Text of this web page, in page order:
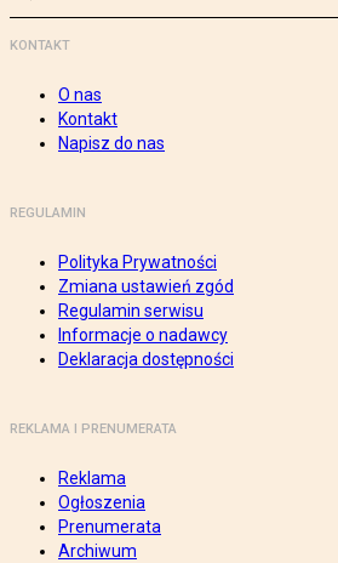
KONTAKT
O nas
Kontakt
Napisz do nas
REGULAMIN
Polityka Prywatności
Zmiana ustawień zgód
Regulamin serwisu
Informacje o nadawcy
Deklaracja dostępności
REKLAMA I PRENUMERATA
Reklama
Ogłoszenia
Prenumerata
Archiwum